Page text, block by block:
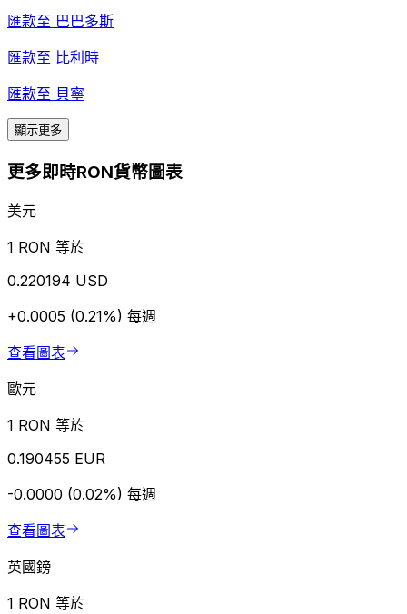
匯款至 巴巴多斯
匯款至 比利時
匯款至 貝寧
顯示更多
更多即時RON貨幣圖表
美元
1 RON 等於
0.220194 USD
+0.0005 (0.21%) 每週
查看圖表
歐元
1 RON 等於
0.190455 EUR
-0.0000 (0.02%) 每週
查看圖表
英國鎊
1 RON 等於